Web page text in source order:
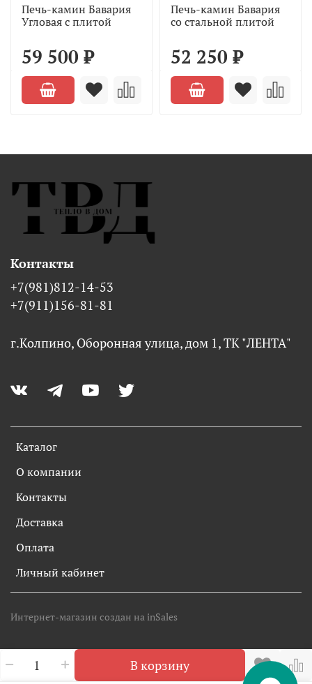
В корзину
Печь-камин Бавария
Угловая с плитой
59 500 ₽
Печь-камин Бавария
со стальной плитой
52 250 ₽
Каталог
О компании
Контакты
Доставка
Оплата
Личный кабинет
Контакты
+7(981)812-14-53
+7(911)156-81-81
г.Колпино, Оборонная улица, дом 1, ТК "ЛЕНТА"
Интернет-магазин создан на inSales